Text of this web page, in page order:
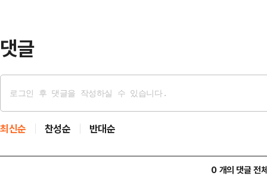
댓글
최신순 찬성순 반대순
0 개의 댓글 전